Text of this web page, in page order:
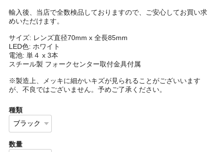
輸入後、当店で全数検品しておりますので、ご安心してお買い求
めいただけます。
サイズ: レンズ直径70mm x 全長85mm
LED色: ホワイト
電池: 単４ x 3本
スチール製 フォークセンター取付金具付属
※製造上、メッキに細かいキズが見られることがございいます
が、不良ではございません。予めご了承ください。
種類
数量